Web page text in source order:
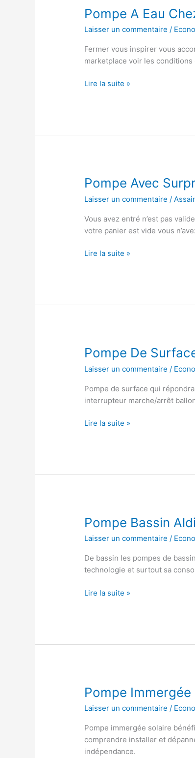
Pompe A Eau
Laisser un commentaire /
Fermer vous inspirer vous
marketplace voir les
Pompe
Lire la suite »
Pompe Avec
Laisser un commentaire /
Vous avez entré n’est pas
votre panier est vide vous
Pompe
Lire la suite »
Pompe De
Laisser un commentaire /
Pompe de surface qui
interrupteur marche/arrêt
Pompe
Lire la suite »
Pompe Bassin Aldi
Laisser un commentaire /
De bassin les pompes de
technologie et surtout sa
Pompe
Lire la suite »
Pompe
Laisser un commentaire /
Pompe immergée solaire
comprendre installer et
indépendance.